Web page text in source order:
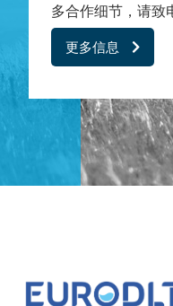
多合作细节，请
更多信息